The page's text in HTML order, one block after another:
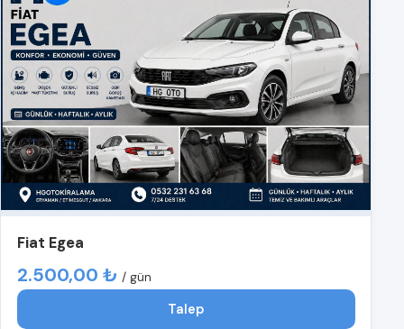
Fiat Egea
2.500,00 ₺ / gün
Talep